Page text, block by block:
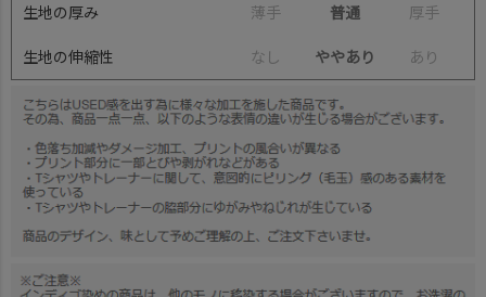
生地の厚み 薄手 普通 厚手
生地の伸縮性 な し ややあり あ り